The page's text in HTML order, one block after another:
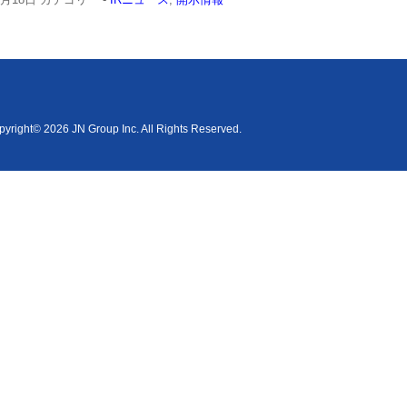
2026 JN Group Inc. All Rights Reserved.